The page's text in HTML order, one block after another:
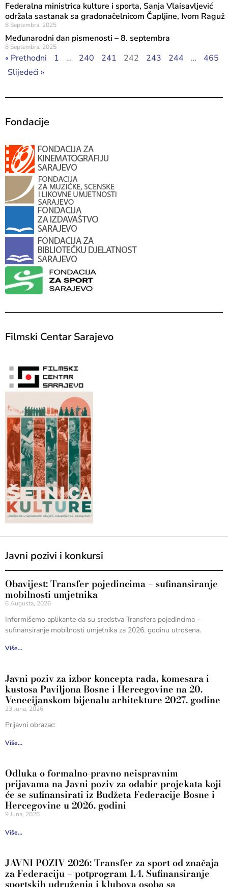
Federalna ministrica kulture i sporta, Sanja Vlaisavljević
održala sastanak sa gradonačelnicom Čapljine, Ivom Raguž
8 Septembra, 2025
Međunarodni dan pismenosti – 8. septembra
8 Septembra, 2025
« Prethodni 1 … 240 241 242 243 244 …
465
Slijedeći »
Fondacije
Filmski Centar Sarajevo
Javni pozivi i konkursi
Obavijest: Transfer pojedincima – sufinansiranje
mobilnosti umjetnika
6 Augusta, 2026
Informišemo aplikante da su sredstva Transfera pojedincima –
sufinansiranje mobilnosti umjetnika za 2026. godinu utrošena.
Više...
Javni poziv za izbor koncepta rada, komesara i
kustosa Paviljona Bosne i Hercegovine na 20.
Venecijanskom bijenalu arhitekture 2027. godine
23 Juna, 2026
Prijavni obrazac:
Više...
Odluka o formalno-pravno neispravnim
prijavama na Javni poziv za odabir projekata koji
će se sufinansirati iz Budžeta Federacije Bosne i
Hercegovine u 2026. godini
9 Juna, 2026
Više...
JAVNI POZIV 2026: Transfer za sport od značaja
za Federaciju – potprogram 1.4. Sufinansiranje
sportskih udruženja i klubova osoba sa